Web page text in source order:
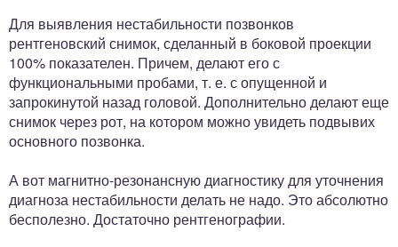
Для выявления нестабильности позвонков
рентгеновский снимок, сделанный в боковой проекции
100% показателен. Причем, делают его с
функциональными пробами, т. е. с опущенной и
запрокинутой назад головой. Дополнительно делают еще
снимок через рот, на котором можно увидеть подвывих
основного позвонка.
А вот магнитно-резонансную диагностику для уточнения
диагноза нестабильности делать не надо. Это абсолютно
бесполезно. Достаточно рентгенографии.